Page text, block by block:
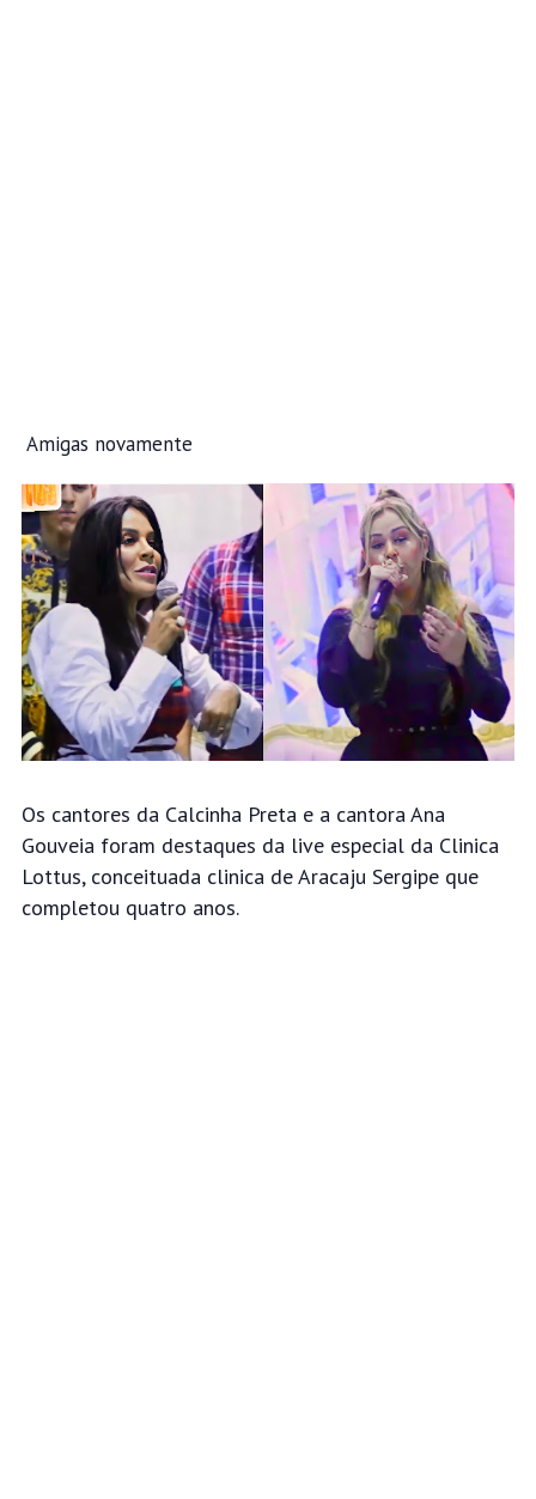
Amigas novamente
Os cantores da Calcinha Preta e a cantora Ana
Gouveia foram destaques da live especial da Clinica
Lottus, conceituada clinica de Aracaju Sergipe que
completou quatro anos.